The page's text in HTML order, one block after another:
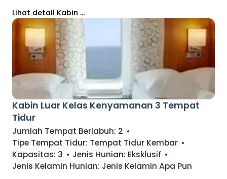
Lihat detail Kabin ...
Kabin Luar Kelas Kenyamanan 3 Tempat
Tidur
Jumlah Tempat Berlabuh: 2 •
Tipe Tempat Tidur: Tempat Tidur Kembar •
Kapasitas: 3 • Jenis Hunian: Eksklusif •
Jenis Kelamin Hunian: Jenis Kelamin Apa Pun